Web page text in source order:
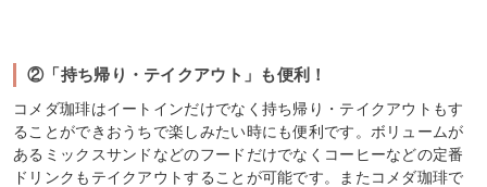
②「持ち帰り・テイクアウト」も便利！
コメダ珈琲はイートインだけでなく持ち帰り・テイクアウトもす
ることができおうちで楽しみたい時にも便利です。ボリュームが
あるミックスサンドなどのフードだけでなくコーヒーなどの定番
ドリンクもテイクアウトすることが可能です。またコメダ珈琲で